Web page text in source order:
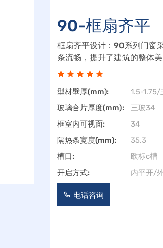
90-框扇齐平
框扇齐平设计：90系列门窗
条流畅，提升了建筑的整体
供更广阔的视野，增加室内
型材壁厚(mm):
1.5-1.75/
玻璃合片厚度(mm):
三玻34
框室内可视面:
34
隔热条宽度(mm):
35.3
槽口:
欧标c槽
开启方式:
内平开/
电话咨询